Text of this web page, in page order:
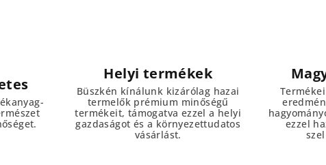
Helyi termékek
Büszkén kínálunk kizárólag hazai
termelők prémium minőségű
termékeit, támogatva ezzel a helyi
gazdaságot és a környezettudatos
vásárlást.
ezzel